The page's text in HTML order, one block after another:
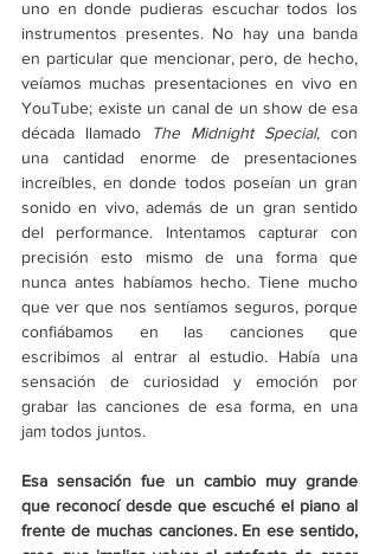
uno en donde pudieras escuchar todos los
instrumentos presentes. No hay una banda
en particular que mencionar, pero, de hecho,
veíamos muchas presentaciones en vivo en
YouTube; existe un canal de un show de esa
década llamado
The Midnight Special, con
una cantidad enorme de presentaciones
increíbles, en donde todos poseían un gran
sonido en vivo, además de un gran sentido
del performance. Intentamos capturar con
precisión esto mismo de una forma que
nunca antes habíamos hecho. Tiene mucho
que ver que nos sentíamos seguros, porque
confiábamos en las canciones que
escribimos al entrar al estudio. Había una
sensación de curiosidad y emoción por
grabar las canciones de esa forma, en una
jam todos juntos.
Esa sensación fue un cambio muy grande
que reconocí desde que escuché el piano al
frente de muchas canciones. En ese sentido,